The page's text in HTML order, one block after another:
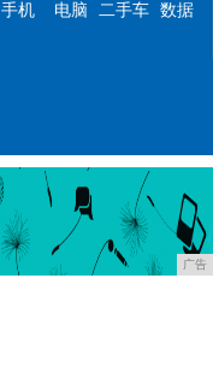
手机 电脑 二手车 数据
广告